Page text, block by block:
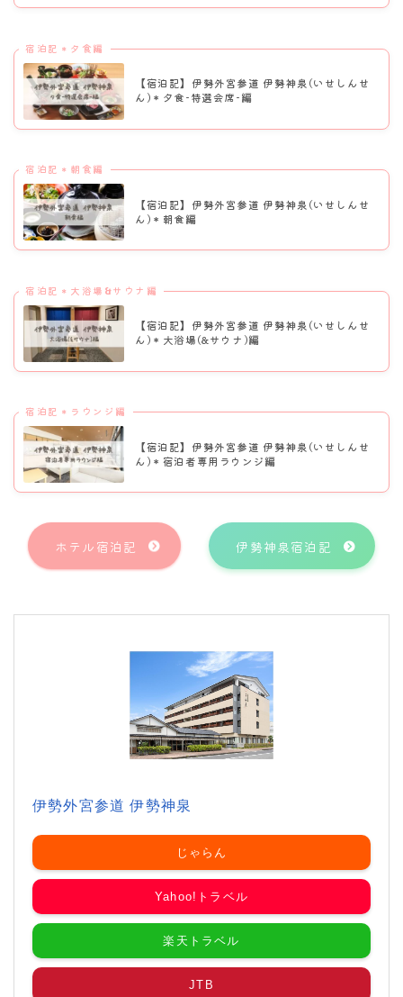
宿泊記＊夕食編
【宿泊記】伊勢外宮参道 伊勢神泉(いせしんせ
ん)＊夕食-特選会席-編
宿泊記＊朝食編
【宿泊記】伊勢外宮参道 伊勢神泉(いせしんせ
ん)＊朝食編
宿泊記＊大浴場&サウナ編
【宿泊記】伊勢外宮参道 伊勢神泉(いせしんせ
ん)＊大浴場(&サウナ)編
宿泊記＊ラウンジ編
【宿泊記】伊勢外宮参道 伊勢神泉(いせしんせ
ん)＊宿泊者専用ラウンジ編
ホテル宿泊記 伊勢神泉宿泊記
伊勢外宮参道 伊勢神泉
じゃらん
Yahoo!トラベル
楽天トラベル
JTB